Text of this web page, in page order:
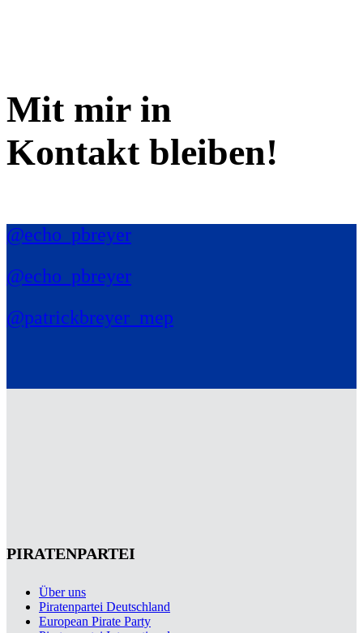
Mit mir in
Kontakt bleiben!
@echo_pbreyer
@echo_pbreyer
@patrickbreyer_mep
PIRATENPARTEI
Über uns
Piratenpartei Deutschland
European Pirate Party